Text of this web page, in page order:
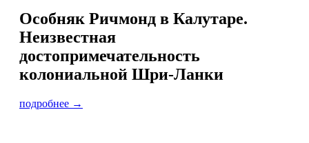
Особняк Ричмонд в Калутаре.
Неизвестная
достопримечательность
колониальной Шри-Ланки
подробнее →